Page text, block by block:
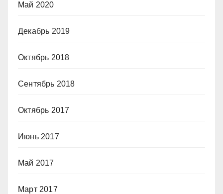
Май 2020
Декабрь 2019
Октябрь 2018
Сентябрь 2018
Октябрь 2017
Июнь 2017
Май 2017
Март 2017